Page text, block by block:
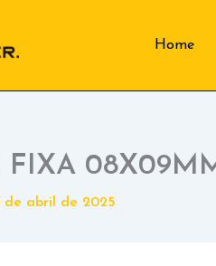
Home
FIXA
de abril de 2025